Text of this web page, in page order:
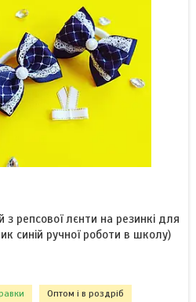
з репсової лєнти на резинкі для
синій ручної роботи в школу)
Оптом і в роздріб